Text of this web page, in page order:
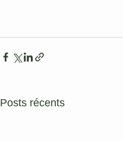
Posts récents